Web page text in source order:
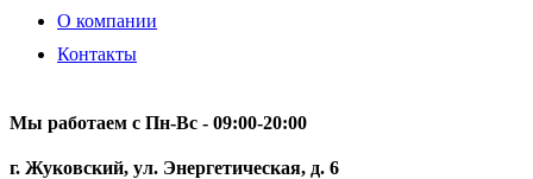
О компании
Контакты
Мы работаем с Пн-Вc - 09:00-20:00
г. Жуковский, ул. Энергетическая, д. 6